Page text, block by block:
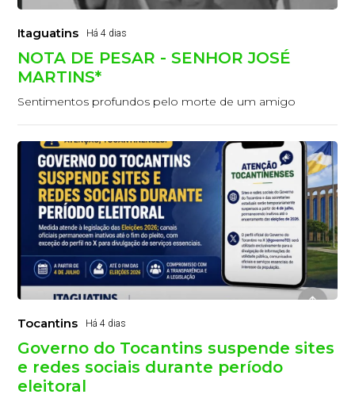
Itaguatins Há 4 dias
NOTA DE PESAR - SENHOR JOSÉ
MARTINS*
Sentimentos profundos pelo morte de um amigo
Tocantins Há 4 dias
Governo do Tocantins suspende sites
e redes sociais durante período
eleitoral